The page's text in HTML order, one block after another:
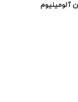
آلومینیوم